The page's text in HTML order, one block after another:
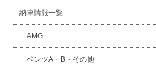
納車情報一覧
AMG
ベンツA・B・その他